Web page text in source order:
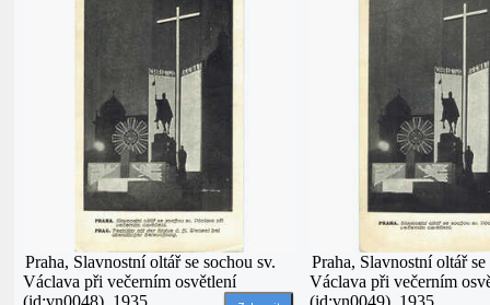
Praha, Slavnostní oltář se sochou sv.
Václava při večerním osvětlení
Praha, Slavnostní oltář se
Václava při večerním